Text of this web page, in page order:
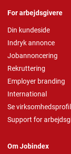
For arbejdsgivere
Din kundeside
Indryk annonce
Jobannoncering
Rekruttering
Employer branding
International
Se virksomhedsprofil
Support for
Om Jobindex